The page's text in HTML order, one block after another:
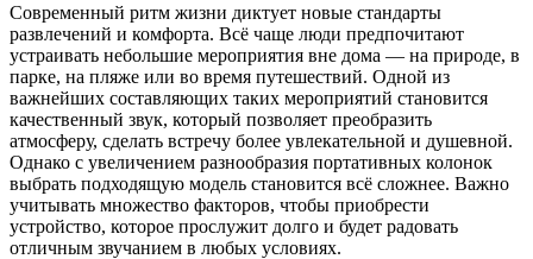
Современный ритм жизни диктует новые стандарты
развлечений и комфорта. Всё чаще люди предпочитают
устраивать небольшие мероприятия вне дома — на природе, в
парке, на пляже или во время путешествий. Одной из
важнейших составляющих таких мероприятий становится
качественный звук, который позволяет преобразить
атмосферу, сделать встречу более увлекательной и душевной.
Однако с увеличением разнообразия портативных колонок
выбрать подходящую модель становится всё сложнее. Важно
учитывать множество факторов, чтобы приобрести
устройство, которое прослужит долго и будет радовать
отличным звучанием в любых условиях.